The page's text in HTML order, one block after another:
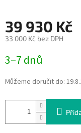
39 930 Kč
33 000 Kč bez DPH
cena:
3–7 dnů
Můžeme doručit do: